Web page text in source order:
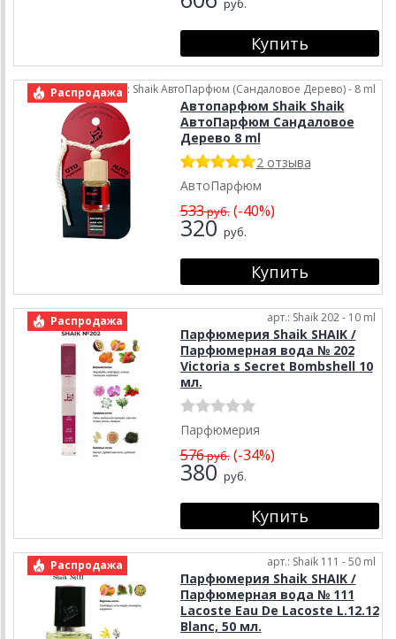
руб.
Распродажаарт.: Shaik АвтоПарфюм (Сандаловое Дерево) - 8 ml
Автопарфюм Shaik Shaik
АвтоПарфюм Сандаловое
Дерево 8 ml
2 отзыва
АвтоПарфюм
533руб.(-40%)
320 руб.
Распродажа арт.: Shaik 202 - 10 ml
Парфюмерия Shaik SHAIK /
Парфюмерная вода № 202
Victoria s Secret Bombshell 10
мл.
Парфюмерия
576руб.(-34%)
380 руб.
Распродажа арт.: Shaik 111 - 50 ml
Парфюмерия Shaik SHAIK /
Парфюмерная вода № 111
Lacoste Eau De Lacoste L.12.12
Blanc, 50 мл.